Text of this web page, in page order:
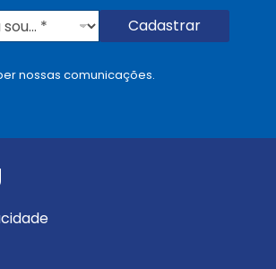
Cadastrar
nossas comunicações.